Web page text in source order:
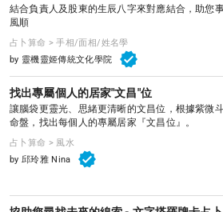
結合負責人及股東的生辰八字來對應結合，助您
風順
占卜算命 > 手相/面相/姓名學
by 靈機靈姬傳統文化學院
找出專屬個人的居家"文昌"位
讓腦袋更靈光、思緒更清晰的文昌位，根據紫微
命盤，找出每個人的專屬居家『文昌位』。
占卜算命 > 風水
by 邱玲雅 Nina